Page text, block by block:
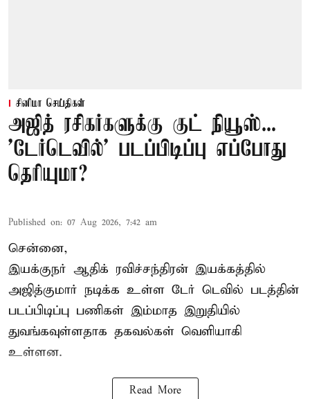
சினிமா செய்திகள்
அஜித் ரசிகர்களுக்கு குட் நியூஸ்...
'டேர்டெவில்' படப்பிடிப்பு எப்போது
தெரியுமா?
Published on: 07 Aug 2026, 7:42 am
சென்னை,
இயக்குநர் ஆதிக் ரவிச்சந்திரன் இயக்கத்தில்
அஜித்குமார் நடிக்க உள்ள டேர் டெவில் படத்தின்
படப்பிடிப்பு பணிகள் இம்மாத இறுதியில்
துவங்கவுள்ளதாக தகவல்கள் வெளியாகி
உள்ளன.
Read More